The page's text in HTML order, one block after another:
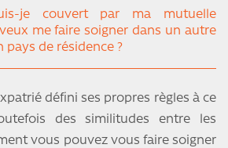
je couvert par ma mutuelle
me faire soigner dans un autre
pays de résidence ?
défini ses propres règles à ce
des similitudes entre les
vous pouvez vous faire soigner